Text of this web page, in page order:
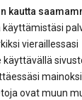
kautta
vieraillessasi
ovat muun